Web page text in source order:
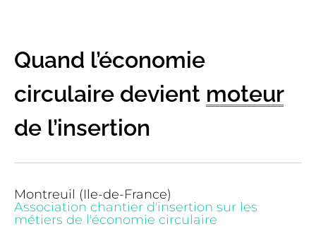
Quand l’économie
circulaire devient moteur
de l’insertion
Montreuil (Ile-de-France)
Association chantier d'insertion sur les
métiers de l'économie circulaire